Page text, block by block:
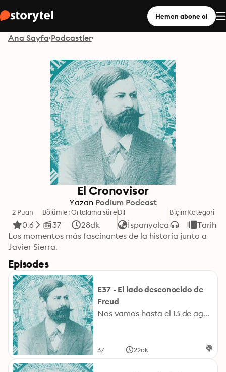
Hemen abone ol
Ana Sayfa Podcastler
El Cronovisor
Yazan Podium Podcast
2 Puan
0.6
Bölümler
37
Ortalama süre
28dk
Dil
İspanyolca
BiçimKategori
Tarih
Los momentos más fascinantes de la historia junto a
Javier Sierra.
Episodes
E37 - El lado desconocido de
Freud
Nos vamos hasta el 13 de agosto de 1898, conocemos a Sigmund Freud, una figura muy relevante que vivió entre el siglo XIX y XX y que ha dejado muchos tópicos en nuestra forma de pensar, la interpretación de los sueños, y una figura que se mantiene hoy en día. Él daba mucha importancia a la vida privada, a esos resortes de la mente que configuran nuestra forma de pensar.
37 22dk